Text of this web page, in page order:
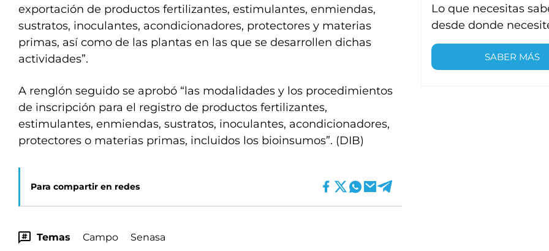
exportación de productos fertilizantes, estimulantes, enmiendas,
sustratos, inoculantes, acondicionadores, protectores y materias
primas, así como de las plantas en las que se desarrollen dichas
actividades”.
A renglón seguido se aprobó “las modalidades y los procedimientos
de inscripción para el registro de productos fertilizantes,
estimulantes, enmiendas, sustratos, inoculantes, acondicionadores,
protectores o materias primas, incluidos los bioinsumos”. (DIB)
Para compartir en redes
Temas Campo Senasa
Lo que necesitas
desde donde
SABER MÁS